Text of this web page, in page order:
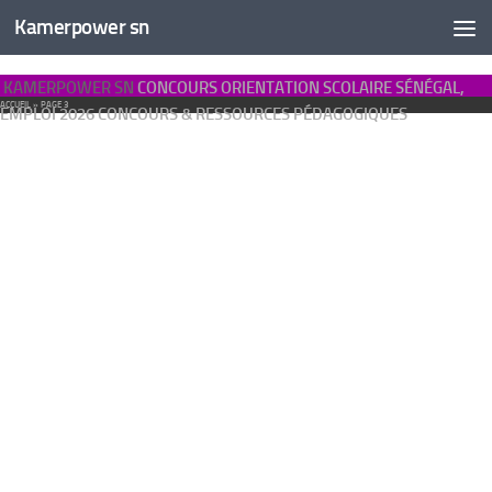
Kamerpower sn
KAMERPOWER SN CONCOURS ORIENTATION SCOLAIRE SÉNÉGAL,
EMPLOI 2026 CONCOURS & RESSOURCES PÉDAGOGIQUES
ACCUEIL » PAGE 3